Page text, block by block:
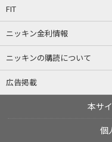
FIT
ニッキン金利情報
ニッキンの購読について
広告掲載
本サ
個